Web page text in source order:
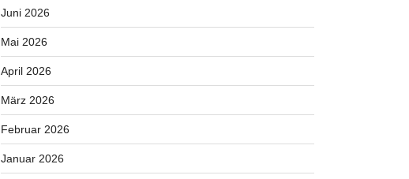
Juni 2026
Mai 2026
April 2026
März 2026
Februar 2026
Januar 2026